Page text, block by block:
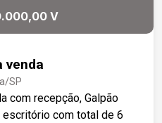
e feminino
na entrada do
V
venda
SP
com recepção, Galpão
escritório com total de 6